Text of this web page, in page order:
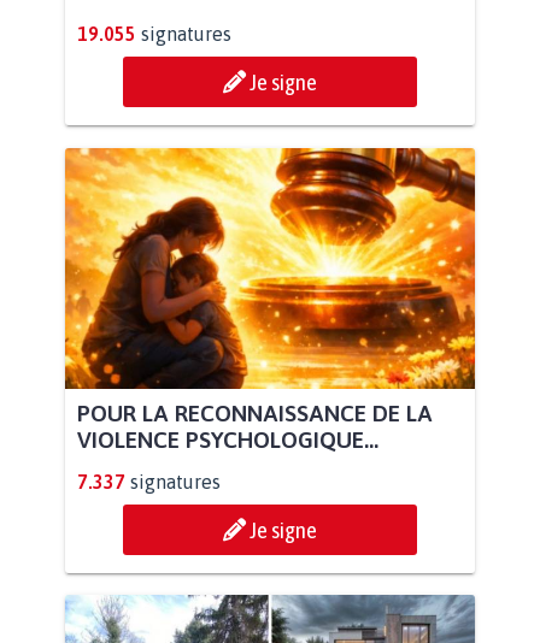
19.055 signatures
Je signe
POUR LA RECONNAISSANCE DE LA
VIOLENCE PSYCHOLOGIQUE...
7.337 signatures
Je signe